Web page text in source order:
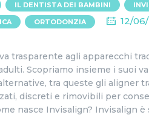
IL DENTISTA DEI BAMBINI
ORTODONZIA 12/
trasparente agli apparecchi
Scopriamo insieme i suoi
tra queste gli aligner
discreti e rimovibili per
nasce Invisalign? Invisalign